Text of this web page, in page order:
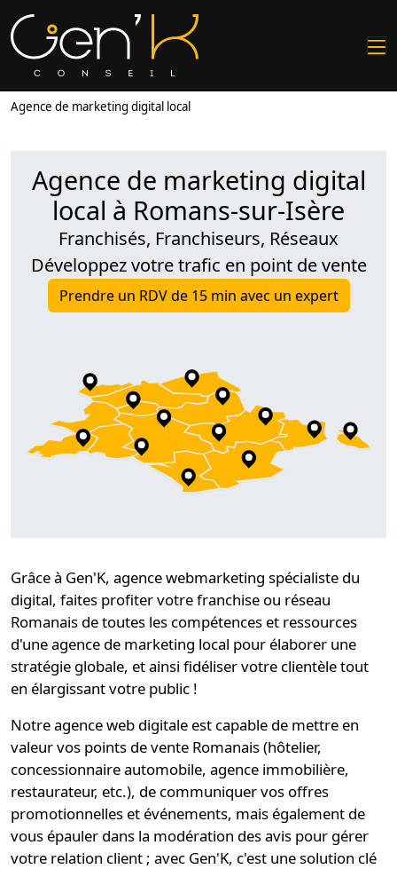
Agence de marketing digital local
Agence de marketing digital
local à Romans-sur-Isère
Franchisés, Franchiseurs, Réseaux
Développez votre trafic en point de vente
Prendre un RDV de 15 min avec un expert
Grâce à Gen'K, agence webmarketing spécialiste du
digital, faites profiter votrefranchise ou réseau
Romanais de toutes les compétences et ressources
d'uneagence de marketing local pour élaborer une
stratégie globale, et ainsi fidéliservotre clientèle tout
en élargissant votre public !
Notreagence web digitale est capable de mettre en
valeur vos points de vente Romanais (hôtelier,
concessionnaire automobile, agence immobilière,
restaurateur, etc.), de communiquer vos offres
promotionnelles et événements, mais également de
vous épauler dans la modération des avis pour gérer
votre relation client ; avec Gen'K, c'est unesolution clé